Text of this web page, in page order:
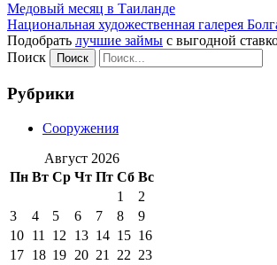
Медовый месяц в Таиланде
Национальная художественная галерея
Подобрать лучшие займы с выгодной
Поиск
Рубрики
Сооружения
Август 2026
Пн Вт Ср Чт Пт Сб Вс
1
2
3
4 5 6 7 8
9
10 11 12 13 14 15 16
17 18 19 20 21 22 23